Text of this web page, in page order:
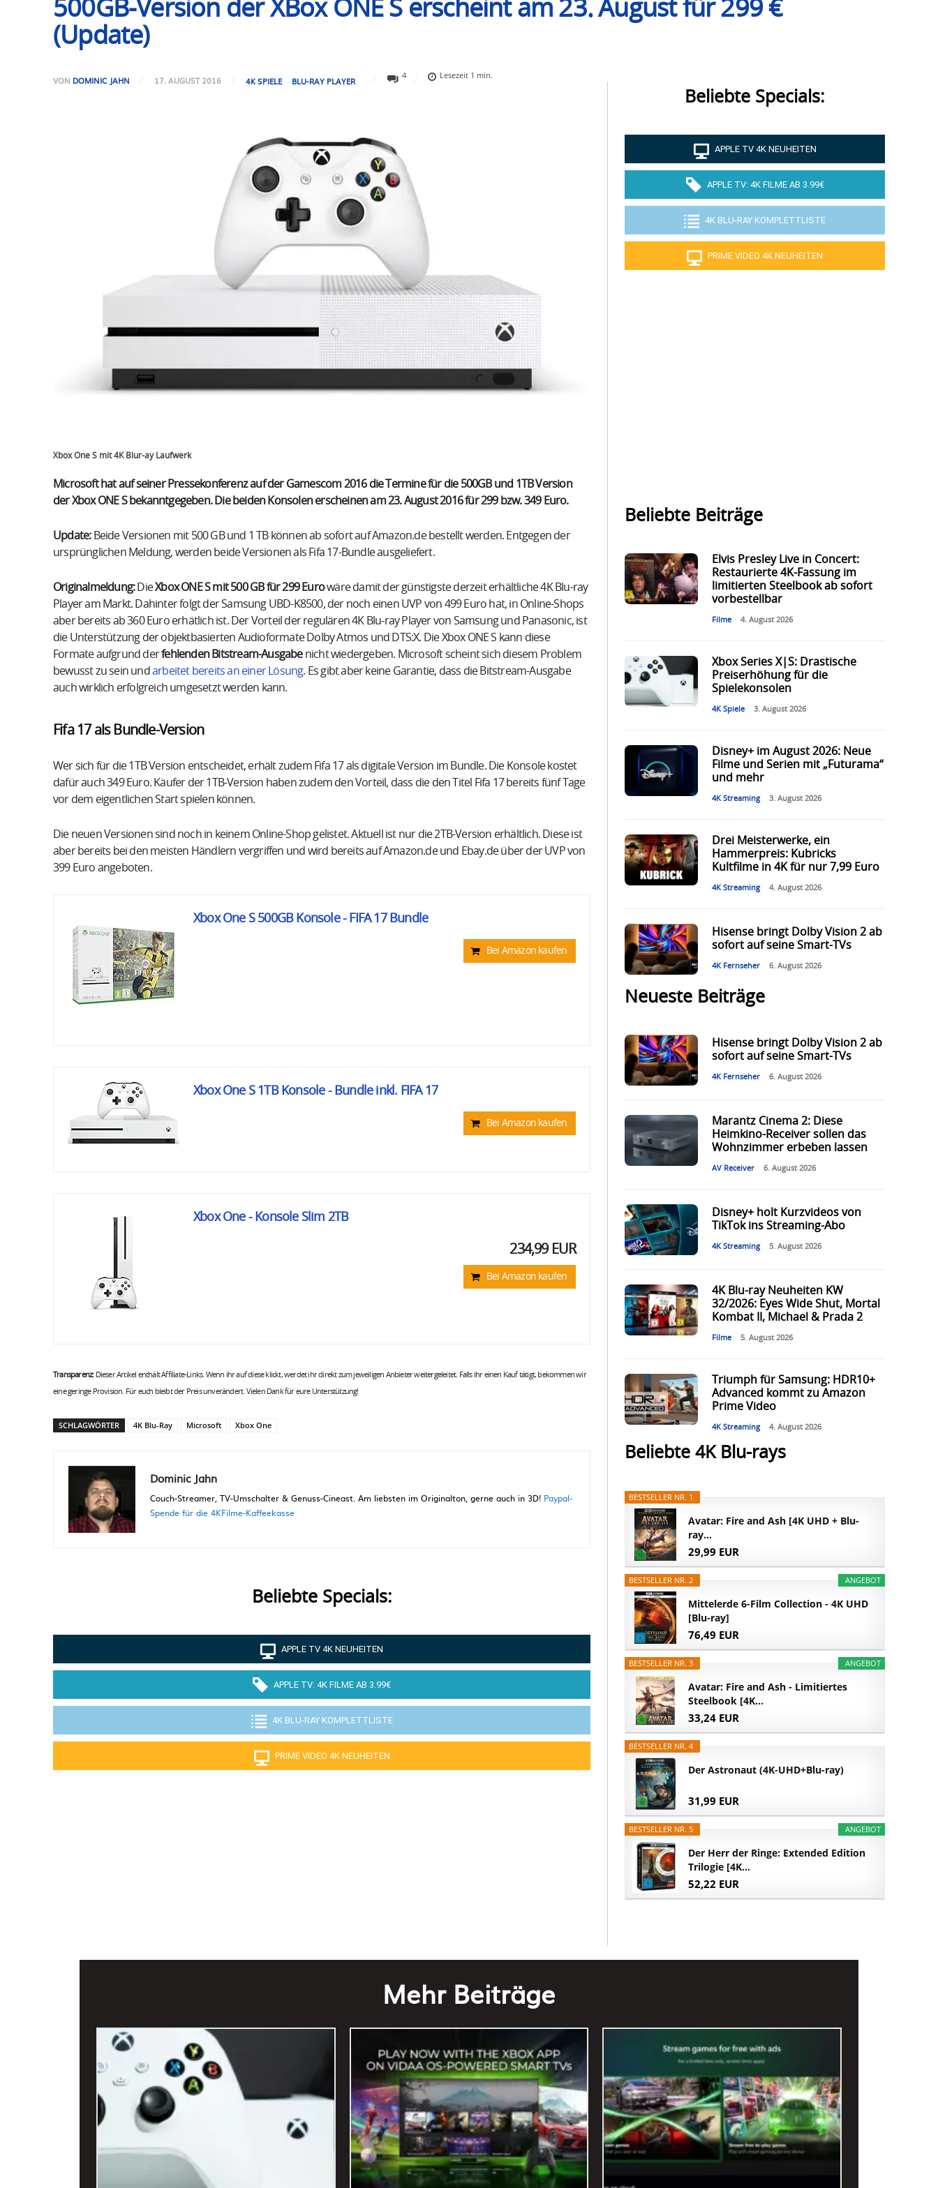
500GB-Version der XBox ONE S erscheint am 23. August für 299 €
(Update)
VON DOMINIC JAHN 17. AUGUST 2016 4K SPIELE BLU-RAY PLAYER
4 Lesezeit 1 min.
Xbox One S mit 4K Blur-ay Laufwerk
Microsoft hat auf seiner Pressekonferenz auf der Gamescom 2016 die Termine für die 500GB und 1TB Version
der Xbox ONE S bekanntgegeben. Die beiden Konsolen erscheinen am 23. August 2016 für 299 bzw. 349 Euro.
Update:Beide Versionen mit 500 GB und 1 TB können ab sofort auf Amazon.de bestellt werden. Entgegen der
ursprünglichen Meldung, werden beide Versionen als Fifa 17-Bundle ausgeliefert.
Originalmeldung:DieXbox ONE S mit 500 GB für 299 Eurowäre damit der günstigste derzeit erhältliche 4K Blu-ray
Player am Markt. Dahinter folgt der Samsung UBD-K8500, der noch einen UVP von 499 Euro hat, in Online-Shops
aber bereits ab 360 Euro erhätlich ist. Der Vorteil der regulären 4K Blu-ray Player von Samsung und Panasonic, ist
die Unterstützung der objektbasierten Audioformate Dolby Atmos und DTS:X. Die Xbox ONE S kann diese
Formate aufgrund derfehlenden Bitstream-Ausgabenicht wiedergeben. Microsoft scheint sich diesem Problem
bewusst zu sein und arbeitet bereits an einer Lösung. Es gibt aber keine Garantie, dass die Bitstream-Ausgabe
auch wirklich erfolgreich umgesetzt werden kann.
Fifa 17 als Bundle-Version
Wer sich für die 1TB Version entscheidet, erhält zudem Fifa 17 als digitale Version im Bundle. Die Konsole kostet
dafür auch 349 Euro. Käufer der 1TB-Version haben zudem den Vorteil, dass die den Titel Fifa 17 bereits fünf Tage
vor dem eigentlichen Start spielen können.
Die neuen Versionen sind noch in keinem Online-Shop gelistet. Aktuell ist nur die 2TB-Version erhältlich. Diese ist
aber bereits bei den meisten Händlern vergriffen und wird bereits auf Amazon.de und Ebay.de über der UVP von
399 Euro angeboten.
Xbox One S 500GB Konsole - FIFA 17 Bundle
Bei Amazon kaufen
Xbox One S 1TB Konsole - Bundle inkl. FIFA 17
Bei Amazon kaufen
Xbox One - Konsole Slim 2TB
234,99 EUR
Bei Amazon kaufen
Transparenz:Dieser Artikel enthält Affiliate-Links. Wenn ihr auf diese klickt, werdet ihr direkt zum jeweiligen Anbieter weitergeleitet. Falls ihr einen Kauf tätigt, bekommen wir
eine geringe Provision. Für euch bleibt der Preis unverändert. Vielen Dank für eure Unterstützung!
SCHLAGWÖRTER 4K Blu-Ray Microsoft Xbox One
Dominic Jahn
Couch-Streamer, TV-Umschalter & Genuss-Cineast. Am liebsten im Originalton, gerne auch in 3D! Paypal-
Spende für die 4KFilme-Kaffeekasse
Beliebte Specials:
APPLE TV 4K NEUHEITEN
APPLE TV: 4K FILME AB 3.99€
4K BLU-RAY KOMPLETTLISTE
PRIME VIDEO 4K NEUHEITEN
Beliebte Specials:
APPLE TV 4K NEUHEITEN
APPLE TV: 4K FILME AB 3.99€
4K BLU-RAY KOMPLETTLISTE
PRIME VIDEO 4K NEUHEITEN
Beliebte Beiträge
Elvis Presley Live in Concert:
Restaurierte 4K-Fassung im
limitierten Steelbook ab sofort
vorbestellbar
Filme 4. August 2026
Xbox Series X|S: Drastische
Preiserhöhung für die
Spielekonsolen
4K Spiele 3. August 2026
Disney+ im August 2026: Neue
Filme und Serien mit „Futurama“
und mehr
4K Streaming 3. August 2026
Drei Meisterwerke, ein
Hammerpreis: Kubricks
Kultfilme in 4K für nur 7,99 Euro
4K Streaming 4. August 2026
Hisense bringt Dolby Vision 2 ab
sofort auf seine Smart-TVs
4K Fernseher 6. August 2026
Neueste Beiträge
Hisense bringt Dolby Vision 2 ab
sofort auf seine Smart-TVs
4K Fernseher 6. August 2026
Marantz Cinema 2: Diese
Heimkino-Receiver sollen das
Wohnzimmer erbeben lassen
AV Receiver 6. August 2026
Disney+ holt Kurzvideos von
TikTok ins Streaming-Abo
4K Streaming 5. August 2026
4K Blu-ray Neuheiten KW
32/2026: Eyes Wide Shut, Mortal
Kombat II, Michael & Prada 2
Filme 5. August 2026
Triumph für Samsung: HDR10+
Advanced kommt zu Amazon
Prime Video
4K Streaming 4. August 2026
Beliebte 4K Blu-rays
BESTSELLER NR. 1
Avatar: Fire and Ash [4K UHD + Blu-
ray...
29,99 EUR
ANGEBOT
BESTSELLER NR. 2
Mittelerde 6-Film Collection - 4K UHD
[Blu-ray]
76,49 EUR
ANGEBOT
BESTSELLER NR. 3
Avatar: Fire and Ash - Limitiertes
Steelbook [4K...
33,24 EUR
BESTSELLER NR. 4
Der Astronaut (4K-UHD+Blu-ray)
31,99 EUR
ANGEBOT
BESTSELLER NR. 5
Der Herr der Ringe: Extended Edition
Trilogie [4K...
52,22 EUR
Mehr Beiträge